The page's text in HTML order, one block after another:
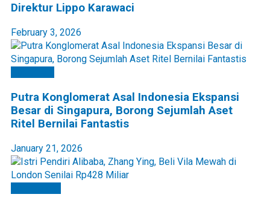
Direktur Lippo Karawaci
February 3, 2026
Putra Konglomerat Asal Indonesia Ekspansi
Besar di Singapura, Borong Sejumlah Aset
Ritel Bernilai Fantastis
January 21, 2026